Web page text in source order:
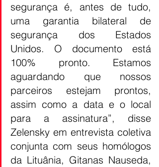
segurança é, antes de tudo,
uma garantia bilateral de
segurança dos Estados
Unidos. O documento está
100% pronto. Estamos
aguardando que nossos
parceiros estejam prontos,
assim como a data e o local
para a assinatura”, disse
Zelensky em entrevista coletiva
conjunta com seus homólogos
da Lituânia, Gitanas Nauseda,